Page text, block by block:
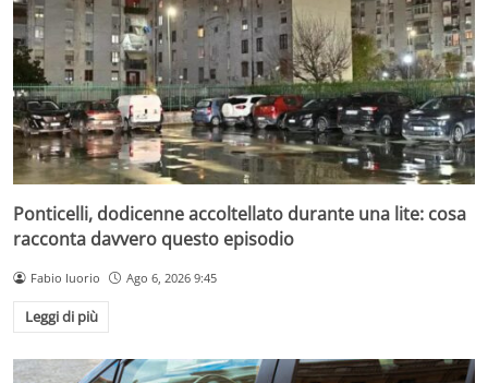
Ponticelli, dodicenne accoltellato durante una lite: cosa
racconta davvero questo episodio
Fabio Iuorio Ago 6, 2026 9:45
Leggi di più